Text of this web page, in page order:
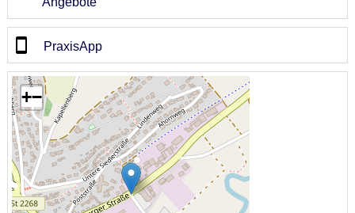
PraxisApp
+−